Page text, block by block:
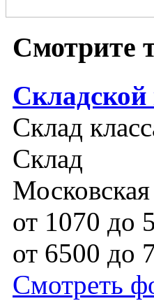
Смотрите
Склад
Склад
от 1070 до
от 6500 до
Смотреть